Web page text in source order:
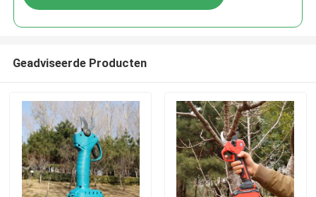
Geadviseerde Producten